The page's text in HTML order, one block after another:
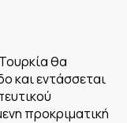
θα
και εντάσσεται
προκριματική